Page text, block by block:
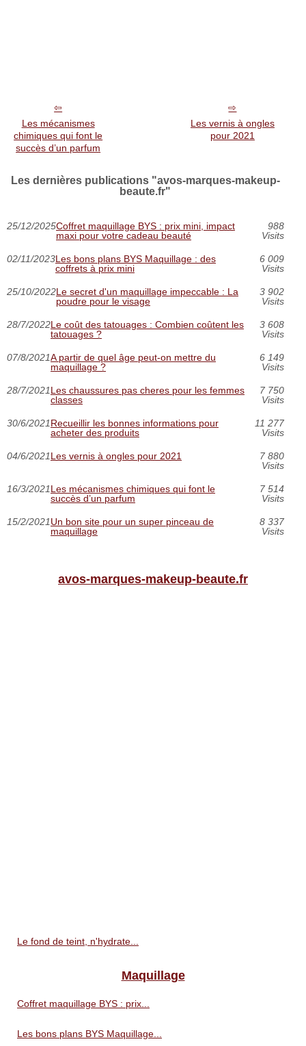
Les mécanismes
chimiques qui font le
succès d’un parfum
Les vernis à ongles
pour 2021
Les dernières publications "avos-marques-makeup-
beaute.fr"
25/12/2025Coffret maquillage BYS : prix mini, impact
maxi pour votre cadeau beauté
988
Visits
02/11/2023Les bons plans BYS Maquillage : des
coffrets à prix mini
6 009
Visits
25/10/2022Le secret d'un maquillage impeccable : La
poudre pour le visage
3 902
Visits
28/7/2022Le coût des tatouages : Combien coûtent les
tatouages ?
3 608
Visits
07/8/2021A partir de quel âge peut-on mettre du
maquillage ?
6 149
Visits
28/7/2021Les chaussures pas cheres pour les femmes
classes
7 750
Visits
30/6/2021Recueillir les bonnes informations pour
acheter des produits
11 277
Visits
04/6/2021Les vernis à ongles pour 2021
7 880
Visits
16/3/2021Les mécanismes chimiques qui font le
succès d’un parfum
7 514
Visits
15/2/2021Un bon site pour un super pinceau de
maquillage
8 337
Visits
avos-marques-makeup-beaute.fr
Le fond de teint, n'hydrate...
Maquillage
Coffret maquillage BYS : prix...
Les bons plans BYS Maquillage...